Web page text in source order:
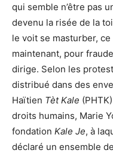
qui semble n’être pas
devenu la risée de la
le voit se masturber,
maintenant, pour
dirige. Selon les
distribué dans des
Haïtien Tèt Kale
droits humains, Marie
fondation Kale Je, à
déclaré un ensemble